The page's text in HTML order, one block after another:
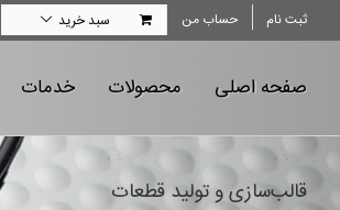
ثبت نام حساب من سبد خرید
صفحه اصلی محصولات خدمات
قالب‌سازی و تولید قطعات